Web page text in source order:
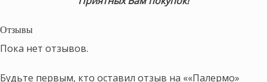
Отзывы
Пока нет отзывов.
Будьте первым, кто оставил отзыв на ««Палермо»